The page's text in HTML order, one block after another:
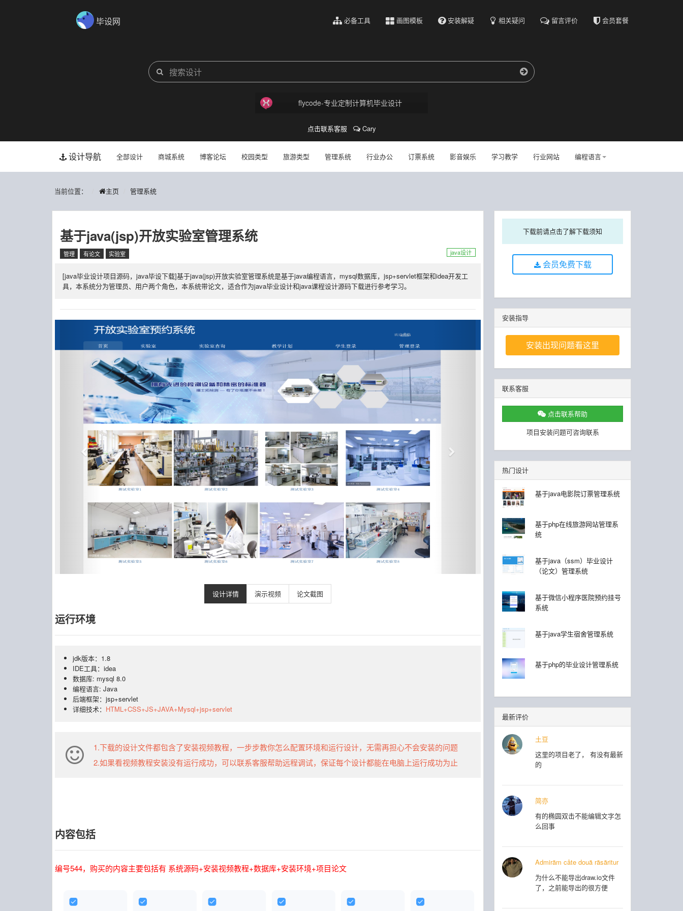
毕设网 必备工具 画图模板 安装解疑 相关疑问 留言评价 会员套餐
flycode-专业定制计算机毕业设计
点击联系客服 Cary
设计导航 全部设计 商城系统 博客论坛 校园类型 旅游类型 管理系统 行业办公 订票系统 影音娱乐 学习教学 行业网站 编程语言
当前位置： 主页 管理系统
基于java(jsp)开放实验室管理系统
管理 有论文 实验室 java设计
[java毕业设计项目源码，java毕设下载]基于java(jsp)开放实验室管理系统是基于java编程语言，mysql数据库，jsp+servlet框架和idea开发工
具，本系统分为管理员、用户两个角色，本系统带论文，适合作为java毕业设计和java课程设计源码下载进行参考学习。
设计详情 演示视频 论文截图
运行环境
jdk版本：1.8
IDE工具：idea
数据库: mysql 8.0
编程语言: Java
后端框架：jsp+servlet
详细技术： HTML+CSS+JS+JAVA+Mysql+jsp+servlet
1.下载的设计文件都包含了安装视频教程，一步步教你怎么配置环境和运行设计，无需再担心不会安装的问题
2.如果看视频教程安装没有运行成功，可以联系客服帮助远程调试，保证每个设计都能在电脑上运行成功为止
内容包括
编号544，购买的内容主要包括有 系统源码+安装视频教程+数据库+安装环境+项目论文
下载前请点击了解下载须知
会员免费下载
安装指导
安装出现问题看这里
联系客服
点击联系帮助
项目安装问题可咨询联系
热门设计
基于java电影院订票管理系统
基于php在线旅游网站管理系
统
基于java（ssm）毕业设计
（论文）管理系统
基于微信小程序医院预约挂号
系统
基于java学生宿舍管理系统
基于php的毕业设计管理系统
最新评价
土豆
这里的项目老了， 有没有最新
的
简亦
有的椭圆双击不能编辑文字怎
么回事
Admirăm câte două răsăritur
为什么不能导出draw.io文件
了，之前能导出的很方便